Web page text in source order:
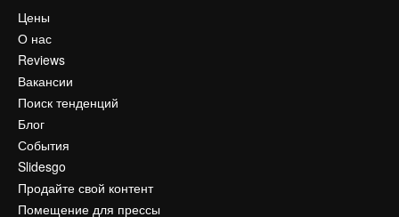
Цены
О нас
Reviews
Вакансии
Поиск тенденций
Блог
События
Slidesgo
Продайте свой контент
Помещение для прессы